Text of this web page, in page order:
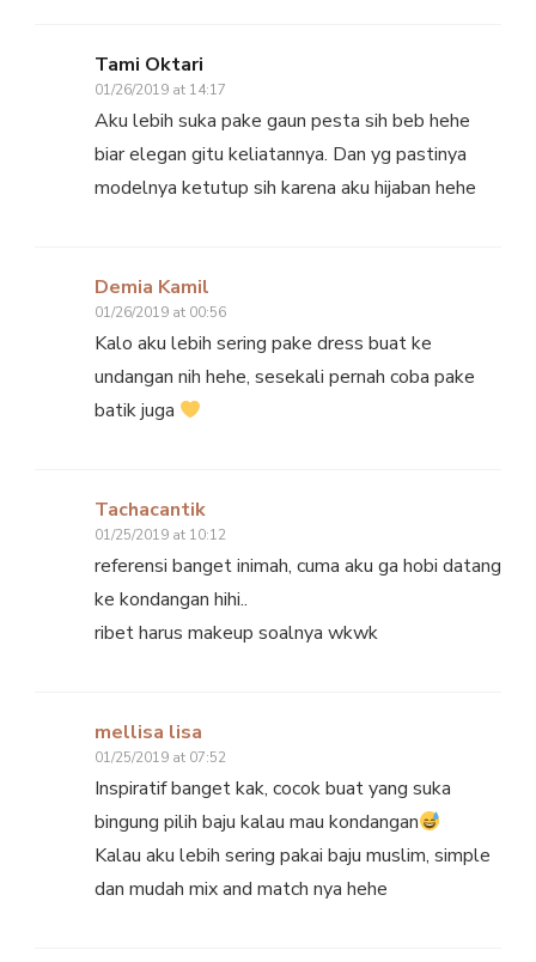
Tami Oktari
01/26/2019 at 14:17
Aku lebih suka pake gaun pesta sih beb hehe
biar elegan gitu keliatannya. Dan yg pastinya
modelnya ketutup sih karena aku hijaban hehe
Demia Kamil
01/26/2019 at 00:56
Kalo aku lebih sering pake dress buat ke
undangan nih hehe, sesekali pernah coba pake
batik juga
Tachacantik
01/25/2019 at 10:12
referensi banget inimah, cuma aku ga hobi datang
ke kondangan hihi..
ribet harus makeup soalnya wkwk
mellisa lisa
01/25/2019 at 07:52
Inspiratif banget kak, cocok buat yang suka
bingung pilih baju kalau mau kondangan
Kalau aku lebih sering pakai baju muslim, simple
dan mudah mix and match nya hehe